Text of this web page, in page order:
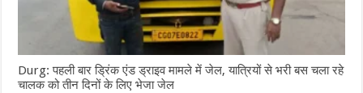
Durg: पहली बार ड्रिंक एंड ड्राइव मामले में जेल, यात्रियों से भरी बस चला रहे
चालक को तीन दिनों के लिए भेजा जेल